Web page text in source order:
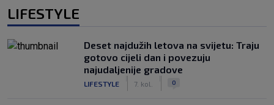
LIFESTYLE
Deset najdužih letova na svijetu: Traju
gotovo cijeli dan i povezuju
najudaljenije gradove
LIFESTYLE 7. kol. 0